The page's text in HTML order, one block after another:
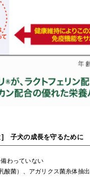
] 子犬の成長を守るために
わっていない
菌）、アガリクス菌糸体抽